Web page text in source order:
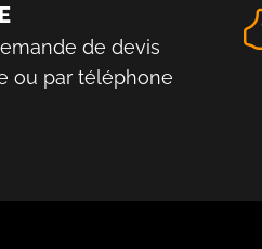
de devis
ou par téléphone